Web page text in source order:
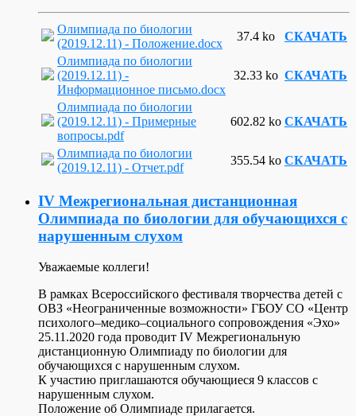
Олимпиада по биологии
(2019.12.11) - Положение.docx
37.4 ko
СКАЧАТЬ
Олимпиада по биологии
(2019.12.11) -
Информационное письмо.docx
32.33 ko СКАЧАТЬ
Олимпиада по биологии
(2019.12.11) - Примерные
вопросы.pdf
602.82 ko СКАЧАТЬ
Олимпиада по биологии
(2019.12.11) - Отчет.pdf
355.54 ko СКАЧАТЬ
IV Межрегиональная дистанционная
Олимпиада по биологии для обучающихся с
нарушенным слухом
Уважаемые коллеги!
В рамках Всероссийского фестиваля творчества детей с
ОВЗ «Неограниченные возможности» ГБОУ СО «Центр
психолого–медико–социального сопровождения «Эхо»
25.11.2020 года проводит IV Межрегиональную
дистанционную Олимпиаду по биологии для
обучающихся с нарушенным слухом.
К участию приглашаются обучающиеся 9 классов с
нарушенным слухом.
Положение об Олимпиаде прилагается.